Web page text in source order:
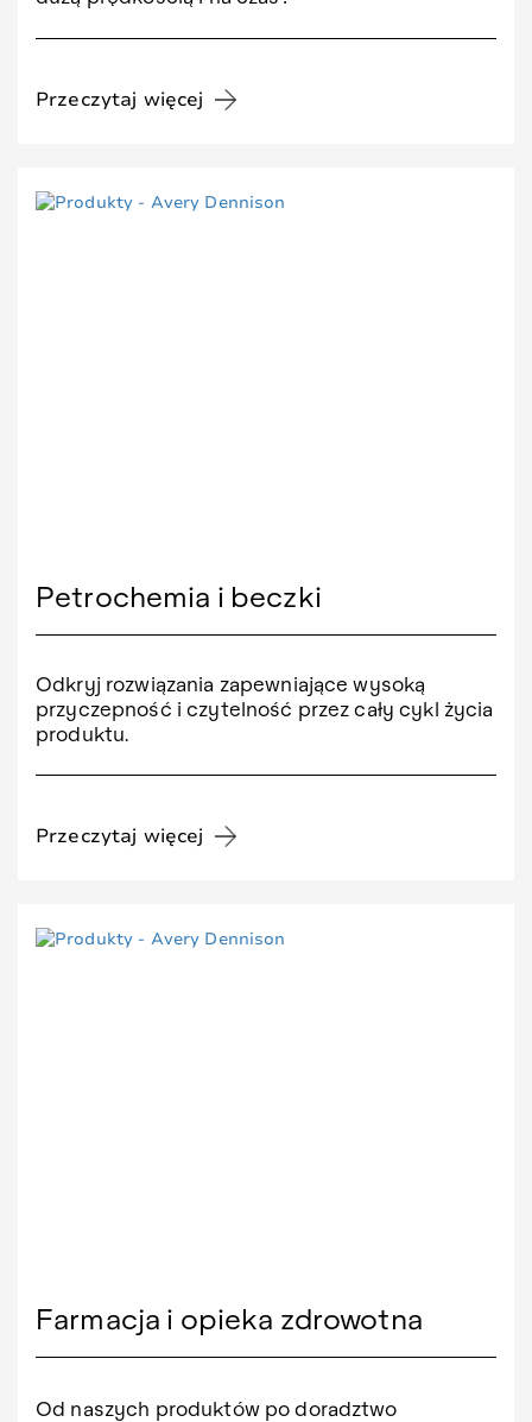
Przeczytaj więcej
Petrochemia i beczki
Odkryj rozwiązania zapewniające wysoką
przyczepność i czytelność przez cały cykl życia
produktu.
Przeczytaj więcej
Farmacja i opieka zdrowotna
Od naszych produktów po doradztwo